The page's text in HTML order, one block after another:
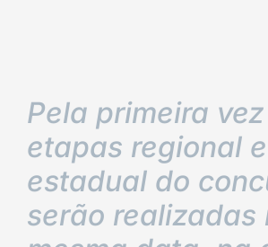
Pela primeira
etapas regional e
estadual do
serão realizadas